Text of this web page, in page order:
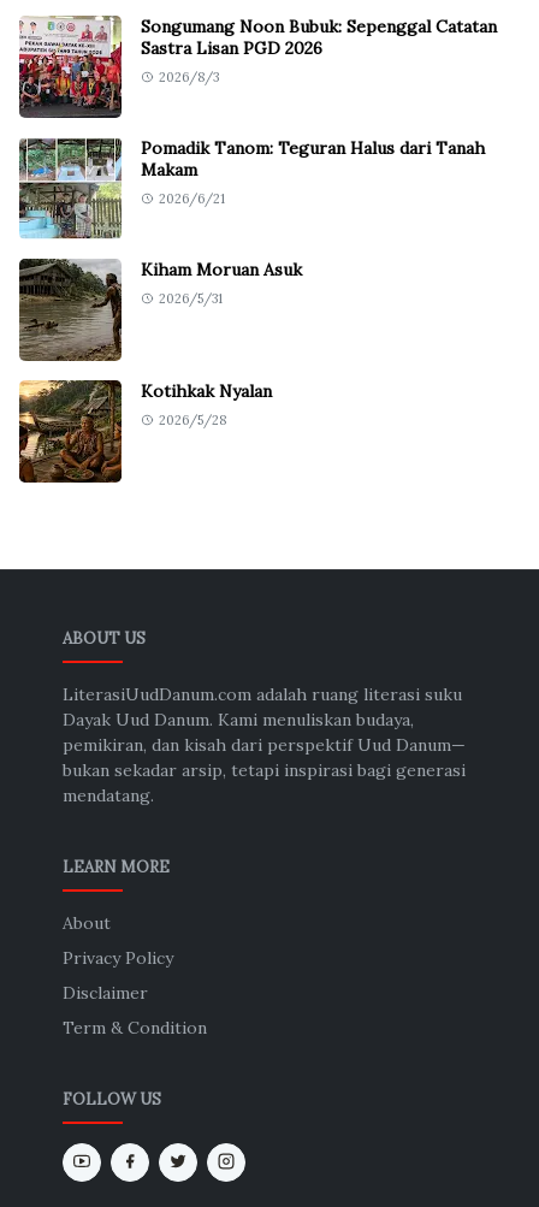
Songumang Noon Bubuk: Sepenggal Catatan
Sastra Lisan PGD 2026
2026/8/3
Pomadik Tanom: Teguran Halus dari Tanah
Makam
2026/6/21
Kiham Moruan Asuk
2026/5/31
Kotihkak Nyalan
2026/5/28
ABOUT US
LiterasiUudDanum.com adalah ruang literasi suku
Dayak Uud Danum. Kami menuliskan budaya,
pemikiran, dan kisah dari perspektif Uud Danum—
bukan sekadar arsip, tetapi inspirasi bagi generasi
mendatang.
LEARN MORE
About
Privacy Policy
Disclaimer
Term & Condition
FOLLOW US